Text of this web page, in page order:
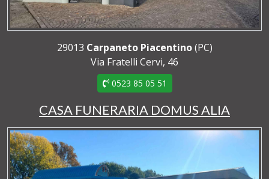
29013 Carpaneto Piacentino(PC)
Via Fratelli Cervi, 46
0523 85 05 51
CASA FUNERARIA DOMUS ALIA